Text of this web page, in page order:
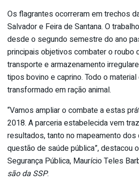
Os flagrantes ocorreram em trechos
Salvador e Feira de Santana. O
desde o segundo semestre do ano
principais objetivos combater o roubo
transporte e armazenamento
tipos bovino e caprino. Todo o
transformado em ração animal.
“Vamos ampliar o combate a estas
2018. A parceria estabelecida vem
resultados, tanto no mapeamento dos
questão de saúde pública”, destacou
Segurança Pública, Maurício Teles
são da SSP.